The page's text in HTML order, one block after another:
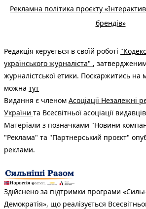
Рекламна політика проєкту
брендів»
Редакція керується в своїй роботі
українського журналіста" ,
журналістської етики. Поскаржитись на
можна тут
Видання є членом Асоціації Незалежні
України та Всесвітньої асоціації видавців
Матеріали з позначками "Новини
"Реклама" та "Партнерський проєкт"
реклами.
Здійснено за підтримки програми
Демократія», що реалізується